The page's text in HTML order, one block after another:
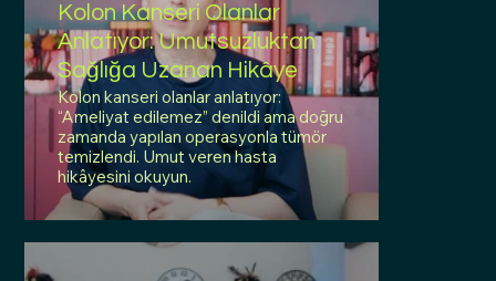
Kolon Kanseri Olanlar
Anlatıyor: Umutsuzluktan
Sağlığa Uzanan Hikâye
Kolon kanseri olanlar anlatıyor:
“Ameliyat edilemez” denildi ama doğru
zamanda yapılan operasyonla tümör
temizlendi. Umut veren hasta
hikâyesini okuyun.